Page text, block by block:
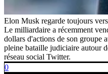
Elon Musk regarde toujours
Le milliardaire a récemment
dollars d'actions de son groupe
pleine bataille judiciaire autour
réseau social Twitter.
0